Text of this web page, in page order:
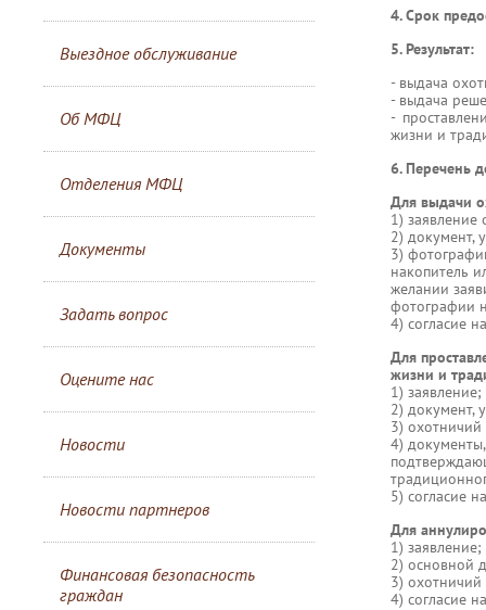
Выездное обслуживание
Об МФЦ
Отделения МФЦ
Документы
Задать вопрос
Оцените нас
Новости
Новости партнеров
Финансовая безопасность
граждан
4. Срок
5. Результат:
- выдача
- выдача
-
жизни и
6. Перечень
Для выдачи
1) заявление
2) документ,
3)
накопитель
желании
фотографии
4) согласие
Для
жизни и
1) заявление;
2) документ,
3) охотничий
4)
5) согласие
Для
1) заявление;
2) основной
3) охотничий
4) согласие